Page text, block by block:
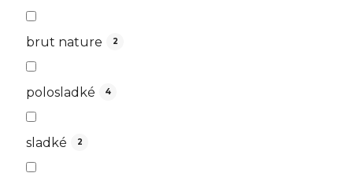
brut nature 2
polosladké 4
sladké 2